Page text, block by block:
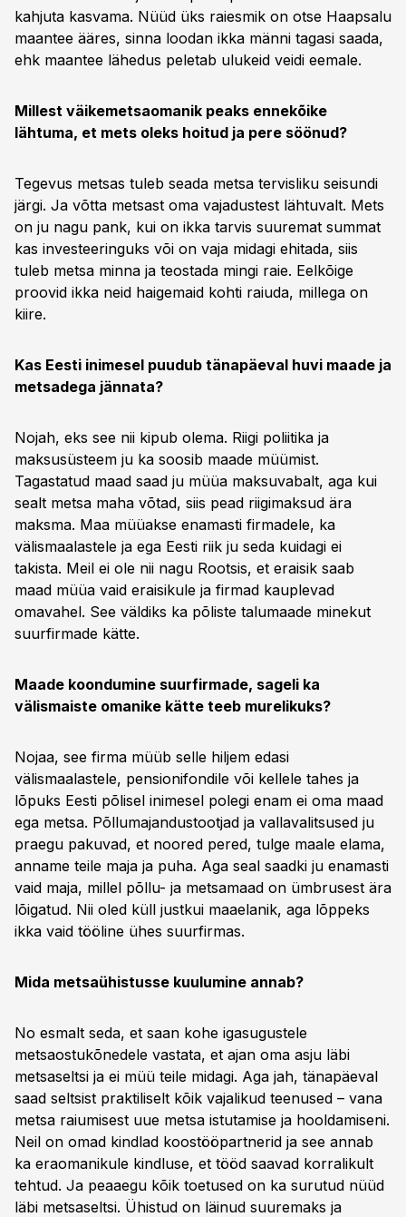
kahjuta kasvama. Nüüd üks raiesmik on otse Haapsalu
maantee ääres, sinna loodan ikka männi tagasi saada,
ehk maantee lähedus peletab ulukeid veidi eemale.
Millest väikemetsaomanik peaks ennekõike
lähtuma, et mets oleks hoitud ja pere söönud?
Tegevus metsas tuleb seada metsa tervisliku seisundi
järgi. Ja võtta metsast oma vajadustest lähtuvalt. Mets
on ju nagu pank, kui on ikka tarvis suuremat summat
kas investeeringuks või on vaja midagi ehitada, siis
tuleb metsa minna ja teostada mingi raie. Eelkõige
proovid ikka neid haigemaid kohti raiuda, millega on
kiire.
Kas Eesti inimesel puudub tänapäeval huvi maade ja
metsadega jännata?
Nojah, eks see nii kipub olema. Riigi poliitika ja
maksusüsteem ju ka soosib maade müümist.
Tagastatud maad saad ju müüa maksuvabalt, aga kui
sealt metsa maha võtad, siis pead riigimaksud ära
maksma. Maa müüakse enamasti firmadele, ka
välismaalastele ja ega Eesti riik ju seda kuidagi ei
takista. Meil ei ole nii nagu Rootsis, et eraisik saab
maad müüa vaid eraisikule ja firmad kauplevad
omavahel. See väldiks ka põliste talumaade minekut
suurfirmade kätte.
Maade koondumine suurfirmade, sageli ka
välismaiste omanike kätte teeb murelikuks?
Nojaa, see firma müüb selle hiljem edasi
välismaalastele, pensionifondile või kellele tahes ja
lõpuks Eesti põlisel inimesel polegi enam ei oma maad
ega metsa. Põllumajandustootjad ja vallavalitsused ju
praegu pakuvad, et noored pered, tulge maale elama,
anname teile maja ja puha. Aga seal saadki ju enamasti
vaid maja, millel põllu- ja metsamaad on ümbrusest ära
lõigatud. Nii oled küll justkui maaelanik, aga lõppeks
ikka vaid tööline ühes suurfirmas.
Mida metsaühistusse kuulumine annab?
No esmalt seda, et saan kohe igasugustele
metsaostukõnedele vastata, et ajan oma asju läbi
metsaseltsi ja ei müü teile midagi. Aga jah, tänapäeval
saad seltsist praktiliselt kõik vajalikud teenused – vana
metsa raiumisest uue metsa istutamise ja hooldamiseni.
Neil on omad kindlad koostööpartnerid ja see annab
ka eraomanikule kindluse, et tööd saavad korralikult
tehtud. Ja peaaegu kõik toetused on ka surutud nüüd
läbi metsaseltsi. Ühistud on läinud suuremaks ja